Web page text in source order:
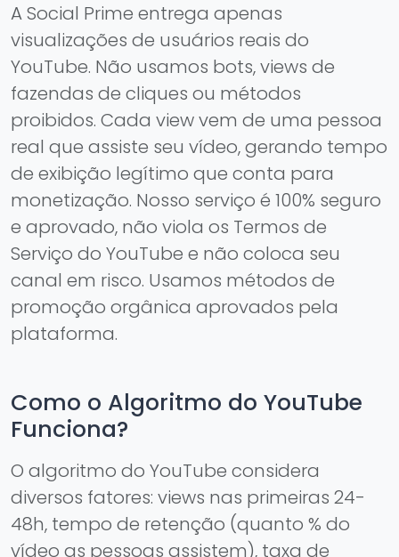
A Social Prime entrega apenas
visualizações de usuários reais do
YouTube. Não usamos bots, views de
fazendas de cliques ou métodos
proibidos. Cada view vem de uma pessoa
real que assiste seu vídeo, gerando tempo
de exibição legítimo que conta para
monetização. Nosso serviço é 100% seguro
e aprovado, não viola os Termos de
Serviço do YouTube e não coloca seu
canal em risco. Usamos métodos de
promoção orgânica aprovados pela
plataforma.
Como o Algoritmo do YouTube
Funciona?
O algoritmo do YouTube considera
diversos fatores: views nas primeiras 24-
48h, tempo de retenção (quanto % do
vídeo as pessoas assistem), taxa de